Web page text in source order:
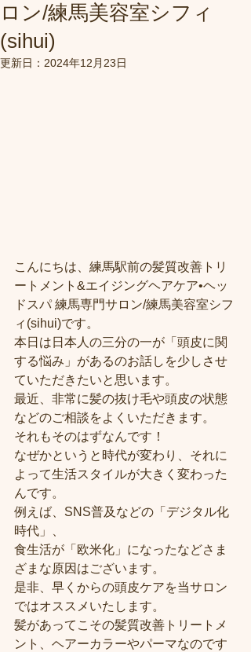
ロン/練馬美容室シフィ
(sihui)
更新日： 2024年12月23日
こんにちは、練馬駅前の髪質改善トリ
ートメント&エイジングヘアケア•ヘッ
ドスパ 練馬専門サロン/練馬美容室シフ
ィ(sihui)です。
本日は日本人の三分の一が「頭皮に関
する悩み」があるのお話しを少しさせ
ていただきたいと思います。
最近、非常に髪の抜け毛や頭皮の状態
などのご相談をよくいただきます。
それもそのはずなんです！
なぜかというと時代が変わり、それに
よって生活スタイルが大きく変わった
んです。
例えば、SNS普及などの「デジタル化
時代」、
食生活が「欧米化」になったなどさま
ざまな原因はございます。
是非、早くからの頭皮ケアを当サロン
ではオススメいたします。
髪があってこその髪質改善トリートメ
ント、ヘアーカラーやパーマなのです